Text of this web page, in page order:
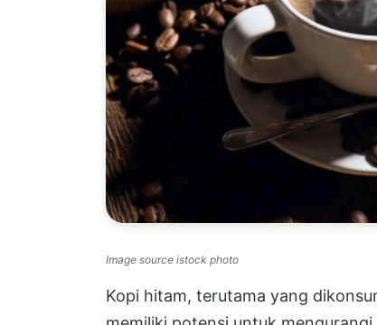
Image source istock photo
Kopi hitam, terutama yang